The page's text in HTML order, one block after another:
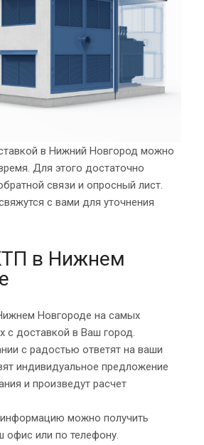
в Нижний Новгород можно
Для этого достаточно
связи и опросный лист.
с вами для уточнения
в Нижнем
Новгороде на самых
с доставкой в Ваш город.
с радостью ответят на ваши
индивидуальное предложение
и произведут расчет
можно получить
офис или по телефону.